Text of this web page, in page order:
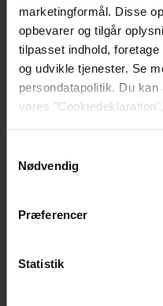
marketingformål. Disse
opbevarer og tilgår
tilpasset indhold,
og udvikle tjenester. Se
persondatapolitik. Du
vores
Vi anvender egne
generere statistik og
Nødvendig
Præferencer
Statistik
Therese
TV 2-
Usympatisk